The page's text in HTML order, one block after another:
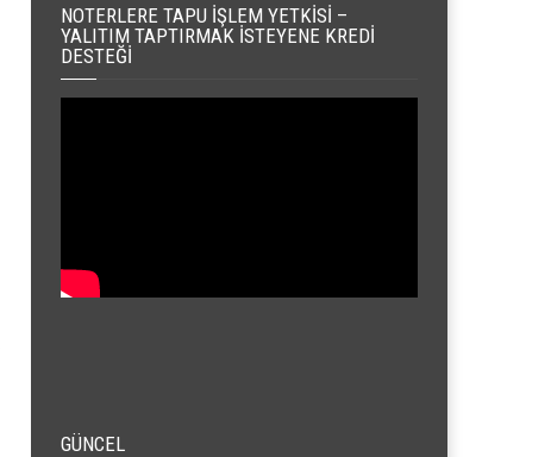
NOTERLERE TAPU İŞLEM YETKISI –
YALITIM TAPTIRMAK İSTEYENE KREDI
DESTEĞI
GÜNCEL